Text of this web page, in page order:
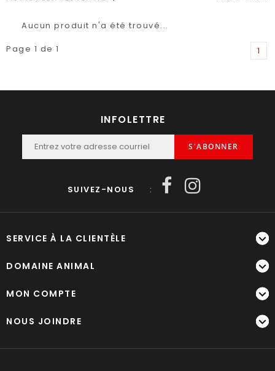
Aucun produit n'a été trouvé...
Page 1 de 1
1
INFOLETTRE
S'ABONNER
SUIVEZ-NOUS :
SERVICE À LA CLIENTÈLE
DOMAINE ANIMAL
MON COMPTE
NOUS JOINDRE